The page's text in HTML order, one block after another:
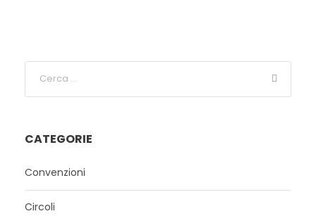
CATEGORIE
Convenzioni
Circoli